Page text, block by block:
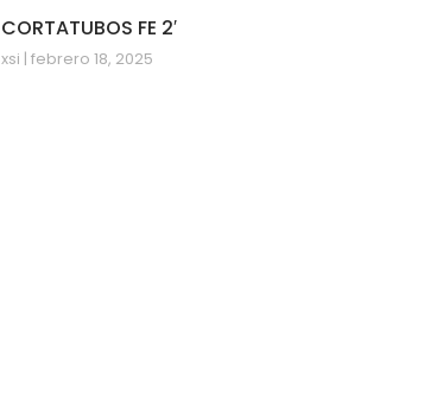
CORTATUBOS FE 2′
xsi febrero 18, 2025